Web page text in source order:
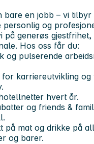
bare en jobb – vi
personlig og
generøs gjestfrihet,
Hos oss får du:
og pulserende
karriereutvikling og
hvert år.
og friends &
på mat og drikke på
og barer.